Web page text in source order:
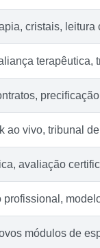
cristais, leitura
terapêutica,
ao vivo, tribunal
avaliação
profissional,
módulos de